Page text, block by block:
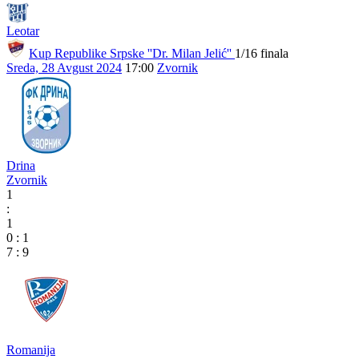
Leotar
Kup Republike Srpske ''Dr. Milan Jelić'' 1/16 finala
Sreda, 28 Avgust 2024 17:00 Zvornik
Drina
Zvornik
1
:
1
0 : 1
7 : 9
Romanija